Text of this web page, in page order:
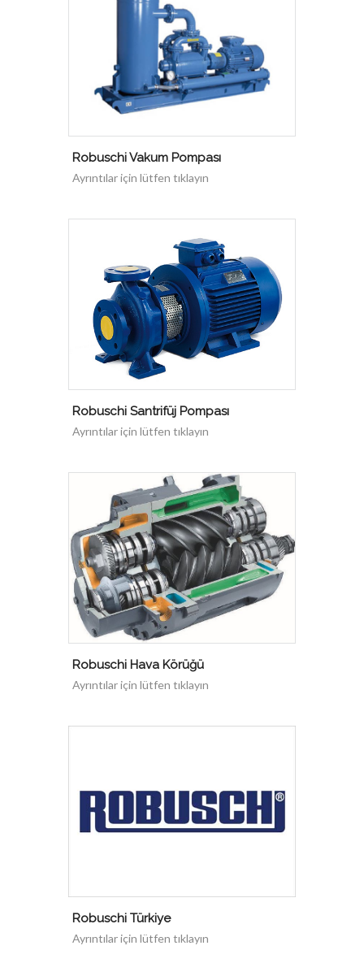
Robuschi Vakum Pompası
Ayrıntılar için lütfen tıklayın
Robuschi Santrifüj Pompası
Ayrıntılar için lütfen tıklayın
Robuschi Hava Körüğü
Ayrıntılar için lütfen tıklayın
Robuschi Türkiye
Ayrıntılar için lütfen tıklayın